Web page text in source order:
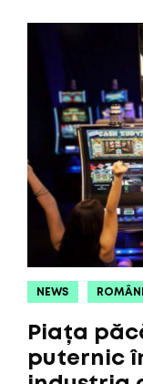
NEWS
Piața
puternic